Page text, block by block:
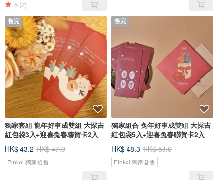
5 (2)
售完
獨家套組 龍年好事成雙組 大探吉
紅包袋3入+迎喜兔春聯賀卡2入
HK$ 43.2 HK$ 47.9
Pinkoi 獨家發售
售完
獨家組合 兔年好事成雙組 大探吉
紅包袋5入+迎喜兔春聯賀卡2入
HK$ 48.3 HK$ 53.6
Pinkoi 獨家發售